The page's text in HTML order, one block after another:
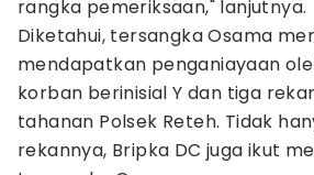
rangka pemeriksaan," lanjutnya.
Diketahui, tersangka Osama
mendapatkan penganiayaan
korban berinisial Y dan tiga
tahanan Polsek Reteh. Tidak
rekannya, Bripka DC juga ikut